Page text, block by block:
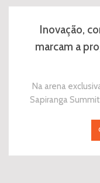
Inovação,
marcam a
Na arena
Sapiranga